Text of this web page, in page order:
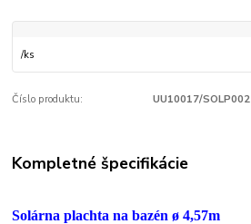
/ks
Číslo produktu: UU10017/SOLP002
Kompletné špecifikácie
Solárna plachta na bazénø 4,57m